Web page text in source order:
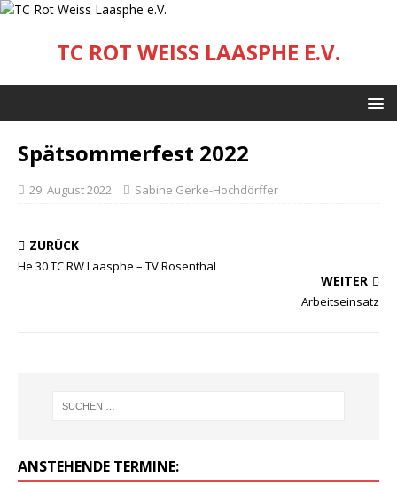
TC ROT WEISS LAASPHE E.V.
Spätsommerfest 2022
29. August 2022 Sabine Gerke-Hochdörffer
ZURÜCK
He 30 TC RW Laasphe – TV Rosenthal
WEITER
Arbeitseinsatz
ANSTEHENDE TERMINE: